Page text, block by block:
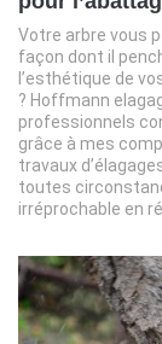
Votre arbre vous
façon dont il
l’esthétique de
? Hoffmann
professionnels
grâce à mes
travaux
toutes
irréprochable en